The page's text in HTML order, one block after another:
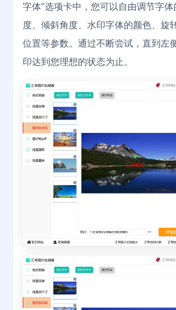
字体”选项卡中，您可以自由调节字
度、倾斜角度、水印字体的颜色、旋
位置等参数。通过不断尝试，直到左
印达到您理想的状态为止。